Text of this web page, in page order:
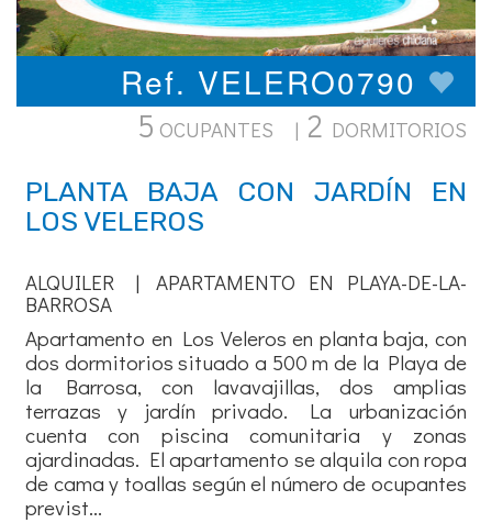
Ref. VELERO0790
5 OCUPANTES | 2 DORMITORIOS
PLANTA BAJA CON JARDÍN EN
LOS VELEROS
ALQUILER | APARTAMENTO EN PLAYA-DE-LA-
BARROSA
Apartamento en Los Veleros en planta baja, con
dos dormitorios situado a 500 m de la Playa de
la Barrosa, con lavavajillas, dos amplias
terrazas y jardín privado. La urbanización
cuenta con piscina comunitaria y zonas
ajardinadas. El apartamento se alquila con ropa
de cama y toallas según el número de ocupantes
previst...